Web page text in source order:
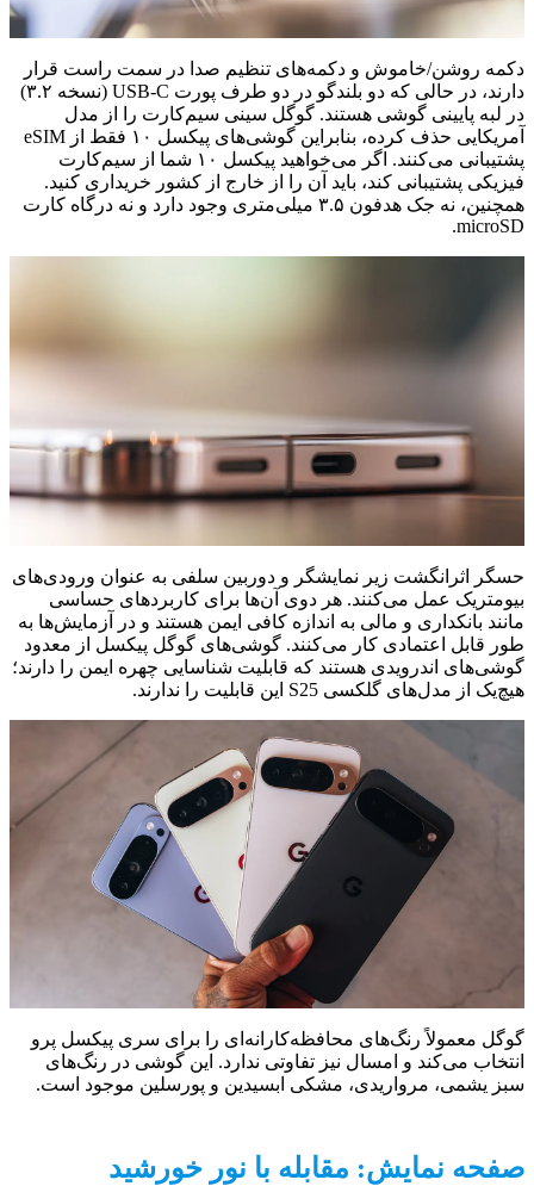
دکمه روشن/خاموش و دکمه‌های تنظیم صدا در سمت راست قرار
دارند، در حالی که دو بلندگو در دو طرف پورت USB-C (نسخه ۳.۲)
در لبه پایینی گوشی هستند. گوگل سینی سیم‌کارت را از مدل
آمریکایی حذف کرده، بنابراین گوشی‌های پیکسل ۱۰ فقط از eSIM
پشتیبانی می‌کنند. اگر می‌خواهید پیکسل ۱۰ شما از سیم‌کارت
فیزیکی پشتیبانی کند، باید آن را از خارج از کشور خریداری کنید.
همچنین، نه جک هدفون ۳.۵ میلی‌متری وجود دارد و نه درگاه کارت
microSD.
حسگر اثرانگشت زیر نمایشگر و دوربین سلفی به عنوان ورودی‌های
بیومتریک عمل می‌کنند. هر دوی آن‌ها برای کاربردهای حساسی
مانند بانکداری و مالی به اندازه کافی ایمن هستند و در آزمایش‌ها به
طور قابل اعتمادی کار می‌کنند. گوشی‌های گوگل پیکسل از معدود
گوشی‌های اندرویدی هستند که قابلیت شناسایی چهره ایمن را دارند؛
هیچ‌یک از مدل‌های گلکسی S25 این قابلیت را ندارند.
گوگل معمولاً رنگ‌های محافظه‌کارانه‌ای را برای سری پیکسل پرو
انتخاب می‌کند و امسال نیز تفاوتی ندارد. این گوشی در رنگ‌های
سبز یشمی، مرواریدی، مشکی ابسیدین و پورسلین موجود است.
صفحه نمایش: مقابله با نور خورشید